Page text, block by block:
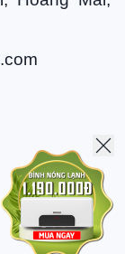
cam kết
hãng, bảo
nóng lạnh
Sec hoặc
phẩm bình
thị trường